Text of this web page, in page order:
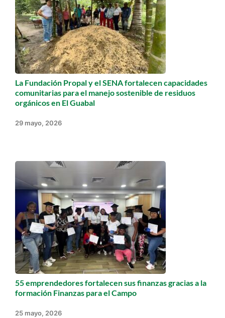
La Fundación Propal y el SENA fortalecen capacidades
comunitarias para el manejo sostenible de residuos
orgánicos en El Guabal
29 mayo, 2026
55 emprendedores fortalecen sus finanzas gracias a la
formación Finanzas para el Campo
25 mayo, 2026